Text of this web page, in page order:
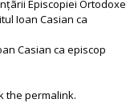
Episcopiei Ortodoxe
Ioan Casian ca
Casian ca episcop
the permalink.